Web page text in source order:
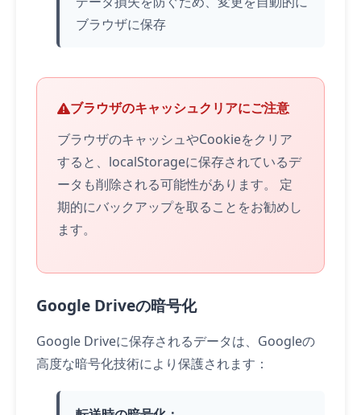
ブラウザに保存
ブラウザのキャッシュクリアにご注意
ブラウザのキャッシュやCookieをクリア
すると、localStorageに保存されているデ
ータも削除される可能性があります。 定
期的にバックアップを取ることをお勧めし
ます。
Google Driveの暗号化
Google Driveに保存されるデータは、Googleの
高度な暗号化技術により保護されます：